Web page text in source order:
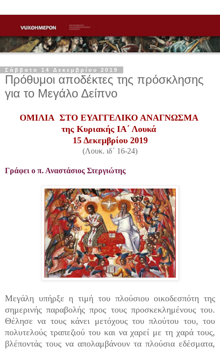
Σάββατο 14 Δεκεμβρίου 2019
Πρόθυμοι αποδέκτες της πρόσκλησης
για το Μεγάλο Δείπνο
ΟΜΙΛΙΑ ΣΤΟ ΕΥΑΓΓΕΛΙΚΟ ΑΝΑΓΝΩΣΜΑ
της Κυριακής ΙΑ΄ Λουκά
15 Δεκεμβρίου 2019
(Λουκ. ιδ΄ 16-24)
Γράφει ο π. Αναστάσιος Στεργιώτης
Μεγάλη υπήρξε η τιμή του πλούσιου οικοδεσπότη της
σημερινής παραβολής προς τους προσκεκλημένους του.
Θέλησε να τους κάνει μετόχους του πλούτου του, του
πολυτελούς τραπεζιού του και να χαρεί με τη χαρά τους,
βλέποντάς τους να απολαμβάνουν τα πλούσια εδέσματα,